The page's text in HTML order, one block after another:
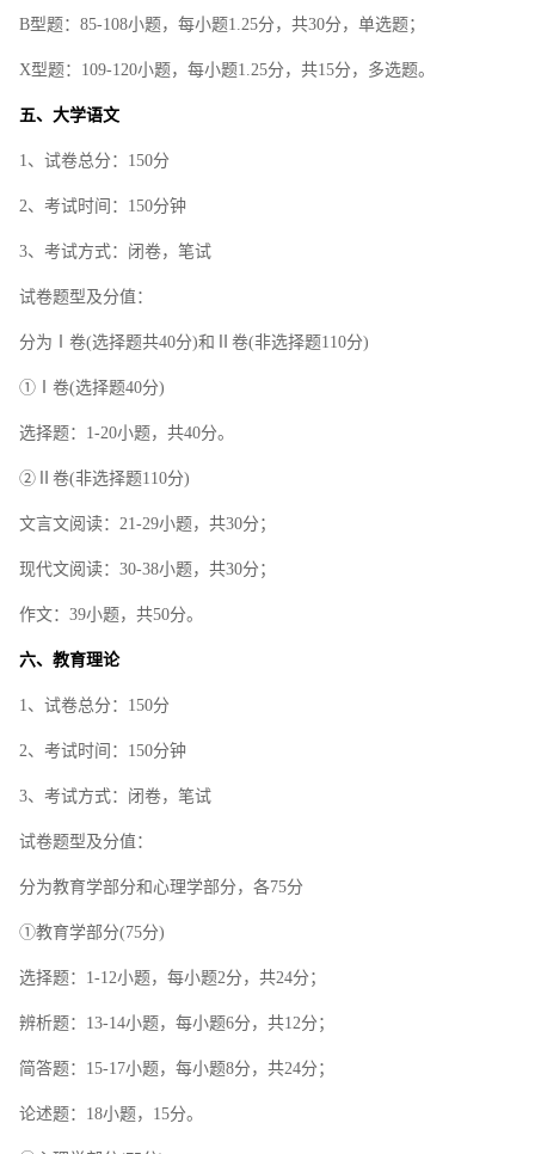
B型题：85-108小题，每小题1.25分，共30分，单选题；
X型题：109-120小题，每小题1.25分，共15分，多选题。
五、大学语文
1、试卷总分：150分
2、考试时间：150分钟
3、考试方式：闭卷，笔试
试卷题型及分值：
分为Ⅰ卷(选择题共40分)和Ⅱ卷(非选择题110分)
①Ⅰ卷(选择题40分)
选择题：1-20小题，共40分。
②Ⅱ卷(非选择题110分)
文言文阅读：21-29小题，共30分；
现代文阅读：30-38小题，共30分；
作文：39小题，共50分。
六、教育理论
1、试卷总分：150分
2、考试时间：150分钟
3、考试方式：闭卷，笔试
试卷题型及分值：
分为教育学部分和心理学部分，各75分
①教育学部分(75分)
选择题：1-12小题，每小题2分，共24分；
辨析题：13-14小题，每小题6分，共12分；
简答题：15-17小题，每小题8分，共24分；
论述题：18小题，15分。